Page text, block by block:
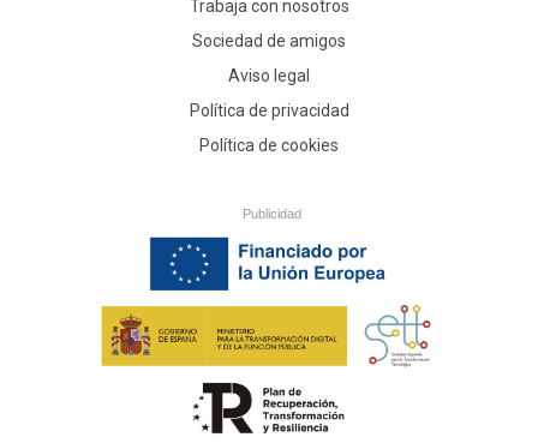
Trabaja con nosotros
Sociedad de amigos
Aviso legal
Política de privacidad
Política de cookies
Publicidad